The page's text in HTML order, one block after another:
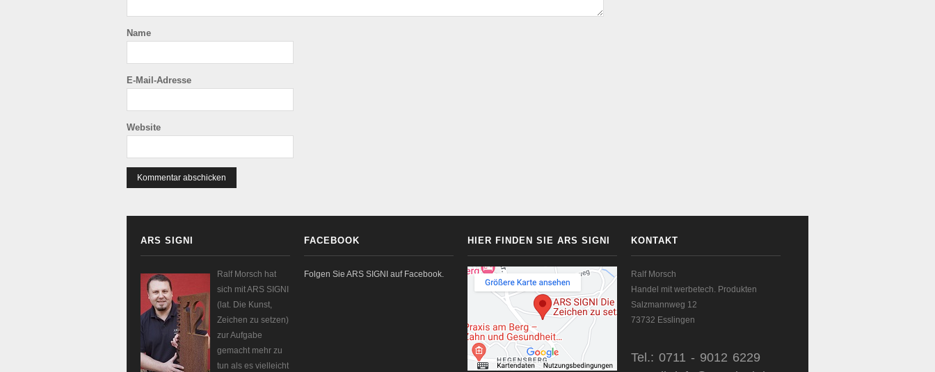
Name
E-Mail-Adresse
Website
ARS SIGNI
Ralf Morsch hat
sich mit ARS SIGNI
(lat. Die Kunst,
Zeichen zu setzen)
zur Aufgabe
gemacht mehr zu
tun als es vielleicht
FACEBOOK
Folgen Sie ARS SIGNI auf Facebook.
HIER FINDEN SIE ARS SIGNI KONTAKT
Ralf Morsch
Handel mit werbetech. Produkten
Salzmannweg 12
73732 Esslingen
Tel.: 0711 - 9012 6229